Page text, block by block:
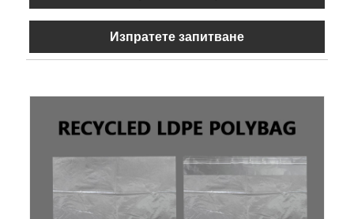
Изпратете запитване